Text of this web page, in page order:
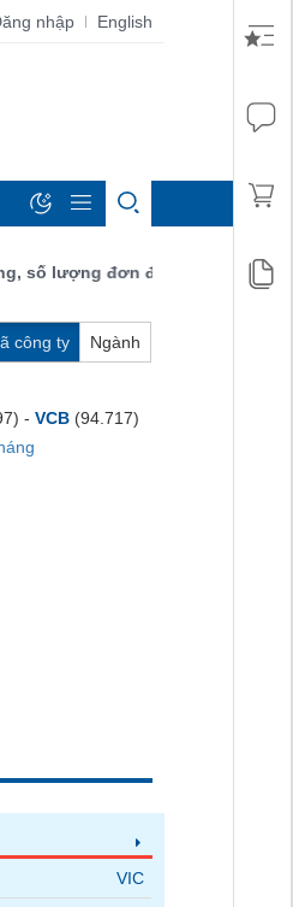
nhập | English
lượng đơn đặt hàng mới và xuất
công ty Ngành
- VCB (94.717)
VIC